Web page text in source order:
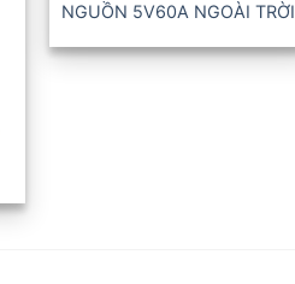
NGUỒN 5V60A NGOÀI TRỜI